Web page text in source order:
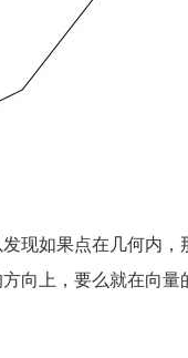
现如果点在几何内
向上，要么就在向